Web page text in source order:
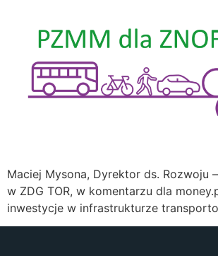
Maciej Mysona, Dyrektor ds. Rozwoju
w ZDG TOR, w komentarzu dla
inwestycje w infrastrukturze